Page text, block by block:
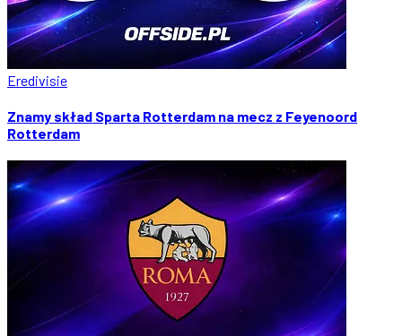
Eredivisie
Znamy skład Sparta Rotterdam na mecz z Feyenoord
Rotterdam